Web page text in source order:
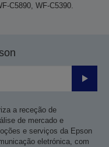
C5890, WF-C5390.
Enviar
a receção de
de mercado e
e serviços da Epson
eletrónica, com